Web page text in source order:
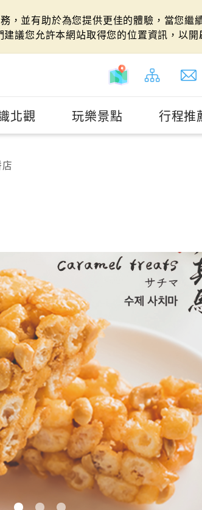
，並有助於為您提供更佳的體驗，當您繼
議您允許本網站取得您的位置資訊，以開
北觀 玩樂景點 行程推